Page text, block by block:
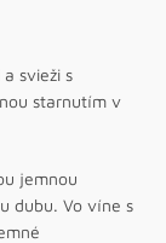
svieži s
starnutím v
jemnou
dubu. Vo víne s